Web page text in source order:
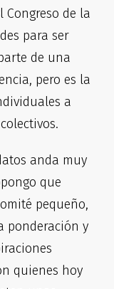
de la
para ser
de una
pero es la
a
anda muy
que
pequeño,
ponderación y
quienes hoy